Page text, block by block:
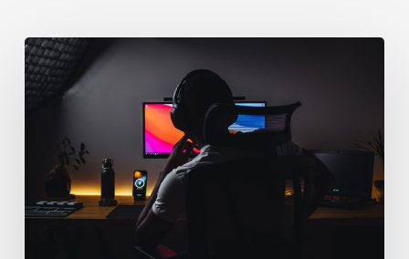
En
İyi
Geliştiricileri
Sizinle
Çalışmaya